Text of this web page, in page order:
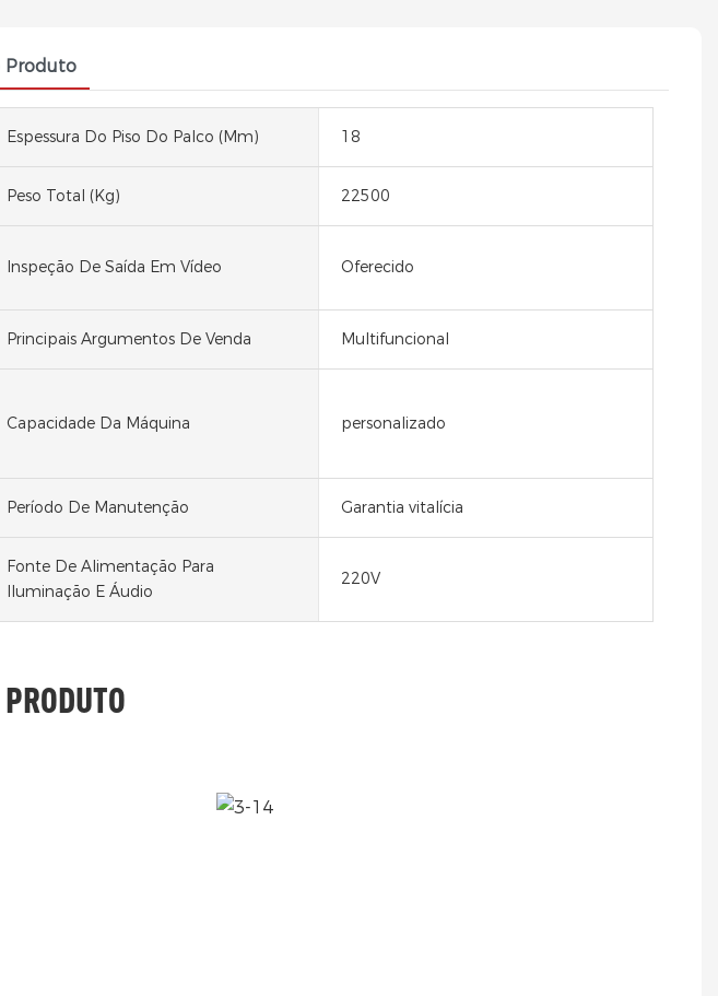
Produto
Espessura Do Piso Do Palco (mm) 18
Peso Total (kg) 22500
Inspeção De Saída Em Vídeo Oferecido
Principais Argumentos De Venda Multifuncional
Capacidade Da Máquina personalizado
Período De Manutenção Garantia vitalícia
Fonte De Alimentação Para
Iluminação E Áudio
220V